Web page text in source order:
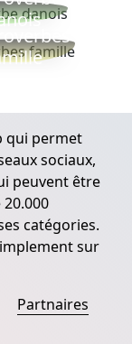
qui permet
sociaux,
peuvent être
catégories.
sur
Partnaires